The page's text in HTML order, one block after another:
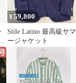
¥59,800
Stile Latino 最高級サマ
ージャケット